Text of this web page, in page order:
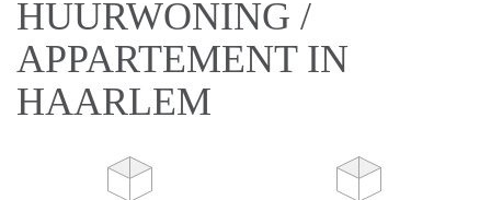
HUURWONING /
APPARTEMENT IN
HAARLEM